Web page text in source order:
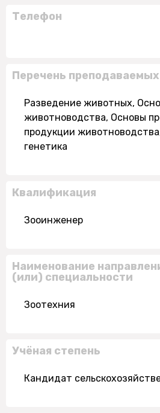
Телефон
Перечень
Разведение животных,
животноводства, Основы
продукции
генетика
Квалификация
Зооинженер
Наименование
(или) специальности
Зоотехния
Учёная степень
Кандидат